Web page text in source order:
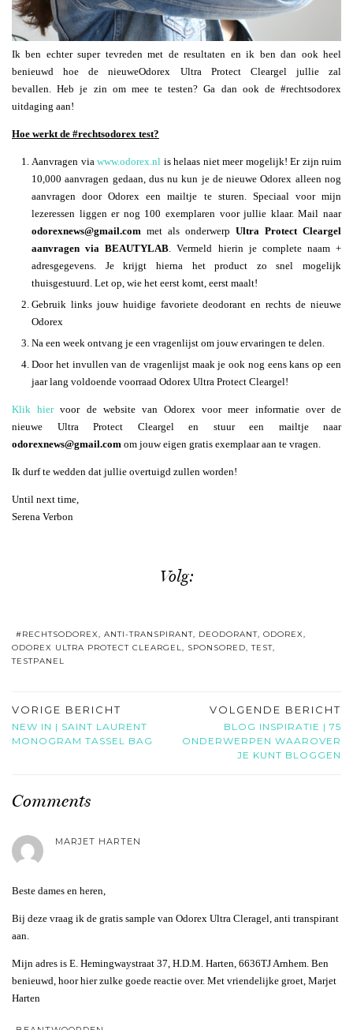
Ik ben echter super tevreden met de resultaten en ik ben dan ook heel
benieuwd hoe de nieuweOdorex Ultra Protect Cleargel jullie zal
bevallen. Heb je zin om mee te testen? Ga dan ook de #rechtsodorex
uitdaging aan!
Hoe werkt de #rechtsodorex test?
Aanvragen via www.odorex.nl is helaas niet meer mogelijk! Er zijn ruim
10,000 aanvragen gedaan, dus nu kun je de nieuwe Odorex alleen nog
aanvragen door Odorex een mailtje te sturen. Speciaal voor mijn
lezeressen liggen er nog 100 exemplaren voor jullie klaar. Mail naar
odorexnews@gmail.com met als onderwerp Ultra Protect Cleargel
aanvragen via BEAUTYLAB. Vermeld hierin je complete naam +
adresgegevens. Je krijgt hierna het product zo snel mogelijk
thuisgestuurd. Let op, wie het eerst komt, eerst maalt!
Gebruik links jouw huidige favoriete deodorant en rechts de nieuwe
Odorex
Na een week ontvang je een vragenlijst om jouw ervaringen te delen.
Door het invullen van de vragenlijst maak je ook nog eens kans op een
jaar lang voldoende voorraad Odorex Ultra Protect Cleargel!
Klik hiervoor de website van Odorex voor meer informatie over de
nieuwe Ultra Protect Cleargel en stuur een mailtje naar
odorexnews@gmail.com om jouw eigen gratis exemplaar aan te vragen.
Ik durf te wedden dat jullie overtuigd zullen worden!
Until next time,
Serena Verbon
Volg:
#RECHTSODOREX, ANTI-TRANSPIRANT, DEODORANT, ODOREX,
ODOREX ULTRA PROTECT CLEARGEL, SPONSORED,TEST,
TESTPANEL
VORIGE BERICHT
NEW IN | SAINT LAURENT
MONOGRAM TASSEL BAG
VOLGENDE BERICHT
BLOG INSPIRATIE | 75
ONDERWERPEN WAAROVER
JE KUNT BLOGGEN
Comments
MARJET HARTEN
Beste dames en heren,
Bij deze vraag ik de gratis sample van Odorex Ultra Cleragel, anti transpirant
aan.
Mijn adres is E. Hemingwaystraat 37, H.D.M. Harten, 6636TJ Arnhem. Ben
benieuwd, hoor hier zulke goede reactie over. Met vriendelijke groet, Marjet
Harten